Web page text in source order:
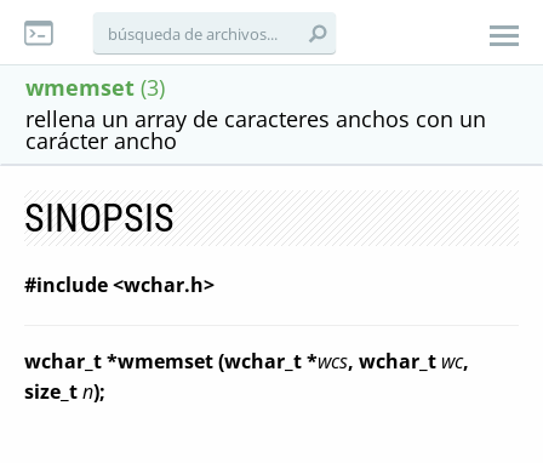
wmemset (3)
rellena un array de caracteres anchos con un
carácter ancho
SINOPSIS
#include <wchar.h>
wchar_t *wmemset (wchar_t *wcs, wchar_t wc,
size_tn);